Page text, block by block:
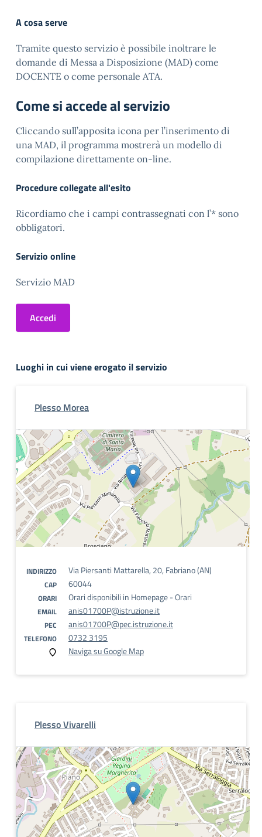
A cosa serve
Tramite questo servizio è possibile inoltrare le
domande di Messa a Disposizione (MAD) come
DOCENTE o come personale ATA.
Come si accede al servizio
Cliccando sull’apposita icona per l’inserimento di
una MAD, il programma mostrerà un modello di
compilazione direttamente on-line.
Procedure collegate all'esito
Ricordiamo che i campi contrassegnati con l’* sono
obbligatori.
Servizio online
Servizio MAD
Accedi
Luoghi in cui viene erogato il servizio
Plesso Morea
INDIRIZZO Via Piersanti Mattarella, 20, Fabriano (AN)
CAP 60044
ORARI Orari disponibili in Homepage - Orari
EMAIL anis01700P@istruzione.it
PEC anis01700P@pec.istruzione.it
TELEFONO
0732 3195
Naviga su Google Map
Plesso Vivarelli